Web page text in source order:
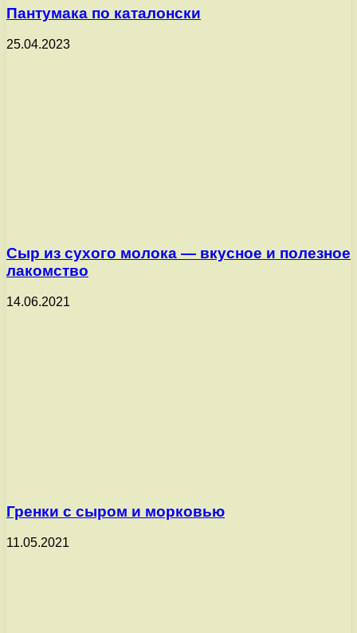
Пантумака по каталонски
25.04.2023
Сыр из сухого молока — вкусное и полезное
лакомство
14.06.2021
Гренки с сыром и морковью
11.05.2021